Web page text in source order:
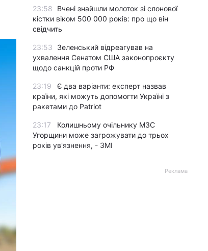
23:58
Вчені знайшли молоток зі слонової
кістки віком 500 000 років: про що він
свідчить
23:53
Зеленський відреагував на
ухвалення Сенатом США законопроєкту
щодо санкцій проти РФ
23:19
Є два варіанти: експерт назвав
країни, які можуть допомогти Україні з
ракетами до Patriot
23:17
Колишньому очільнику МЗС
Угорщини може загрожувати до трьох
років ув'язнення, - ЗМІ
Реклама